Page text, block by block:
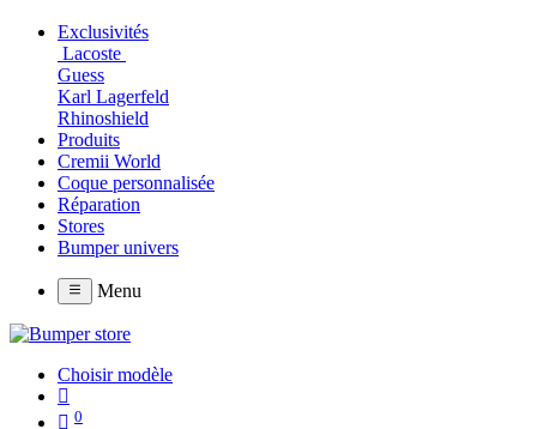
Exclusivités
Lacoste
Guess
Karl Lagerfeld
Rhinoshield
Produits
Cremii World
Coque personnalisée
Réparation
Stores
Bumper univers
Menu
Choisir modèle
0